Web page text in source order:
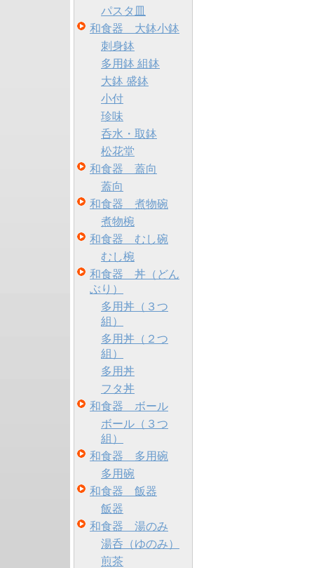
パスタ皿
和食器 大鉢小鉢
刺身鉢
多用鉢 組鉢
大鉢 盛鉢
小付
珍味
呑水・取鉢
松花堂
和食器 蓋向
蓋向
和食器 煮物碗
煮物椀
和食器 むし碗
むし椀
和食器 丼（どん
ぶり）
多用丼（３つ
組）
多用丼（２つ
組）
多用丼
フタ丼
和食器 ボール
ボール（３つ
組）
和食器 多用碗
多用碗
和食器 飯器
飯器
和食器 湯のみ
湯呑（ゆのみ）
煎茶